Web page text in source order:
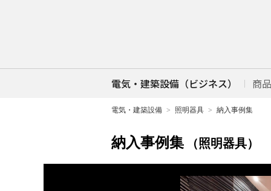
電気・建築設備（ビジネス） 商
電気・建築設備 照明器具 納入事例集
納入事例集 （照明器具）